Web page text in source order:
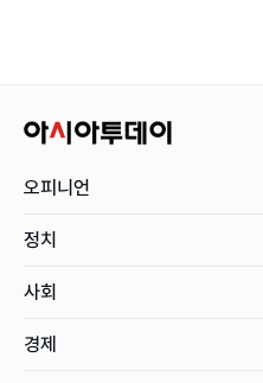
오피니언
정치
사회
경제